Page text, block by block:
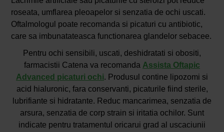
roseata, umflarea pleoapelor si senzatia de ochi uscati.
Oftalmologul poate recomanda si picaturi cu antibiotic,
care sa imbunatateasca functionarea glandelor sebacee.
Pentru ochi sensibili, uscati, deshidratati si obositi,
farmacistii Catena va recomanda Assista Oftapic
Advanced picaturi ochi. Produsul contine lipozomi si
acid hialuronic, fara conservanti, picaturile fiind sterile,
lubrifiante si hidratante. Reduc mancarimea, senzatia de
arsura, senzatia de corp strain si iritatia ochilor. Sunt
indicate pentru tratamentul oricarui grad al uscaciunii